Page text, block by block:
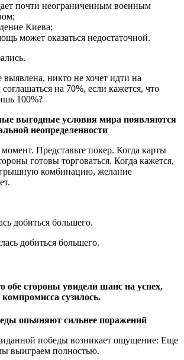
почти неограниченным военным
Киева;
может оказаться недостаточной.
никто не хочет идти на
на 70%, если кажется, что
100%?
выгодные условия мира появляются
неопределенности
Представьте покер. Когда карты
готовы торговаться. Когда кажется,
комбинацию, желание
добиться большего.
добиться большего.
обе стороны увидели шанс на успех,
сузилось.
опьяняют сильнее поражений
победы возникает ощущение: Еще
выиграем полностью.